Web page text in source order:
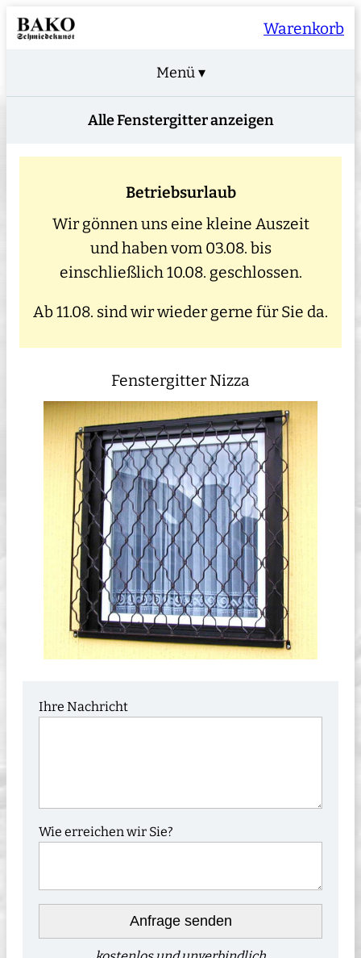
Warenkorb
Menü ▾
Alle Fenstergitter anzeigen
Betriebsurlaub
Wir gönnen uns eine kleine Auszeit
und haben vom 03.08. bis
einschließlich 10.08. geschlossen.
Ab 11.08. sind wir wieder gerne für Sie da.
Fenstergitter Nizza
Ihre Nachricht
Wie erreichen wir Sie?
Anfrage senden